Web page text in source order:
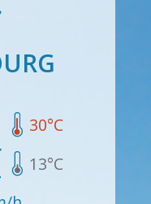
30°C
13°C